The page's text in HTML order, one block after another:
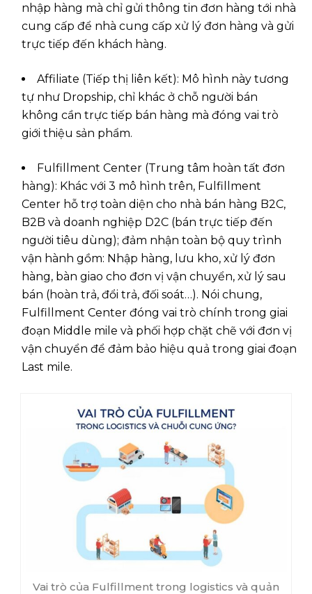
nhập hàng mà chỉ gửi thông tin đơn hàng tới nhà
cung cấp để nhà cung cấp xử lý đơn hàng và gửi
trực tiếp đến khách hàng.
Affiliate (Tiếp thị liên kết): Mô hình này tương
tự như Dropship, chỉ khác ở chỗ người bán
không cần trực tiếp bán hàng mà đóng vai trò
giới thiệu sản phẩm.
Fulfillment Center (Trung tâm hoàn tất đơn
hàng): Khác với 3 mô hình trên, Fulfillment
Center hỗ trợ toàn diện cho nhà bán hàng B2C,
B2B và doanh nghiệp D2C (bán trực tiếp đến
người tiêu dùng); đảm nhận toàn bộ quy trình
vận hành gồm: Nhập hàng, lưu kho, xử lý đơn
hàng, bàn giao cho đơn vị vận chuyển, xử lý sau
bán (hoàn trả, đổi trả, đối soát…). Nói chung,
Fulfillment Center đóng vai trò chính trong giai
đoạn Middle mile và phối hợp chặt chẽ với đơn vị
vận chuyển để đảm bảo hiệu quả trong giai đoạn
Last mile.
Vai trò của Fulfillment trong logistics và quản